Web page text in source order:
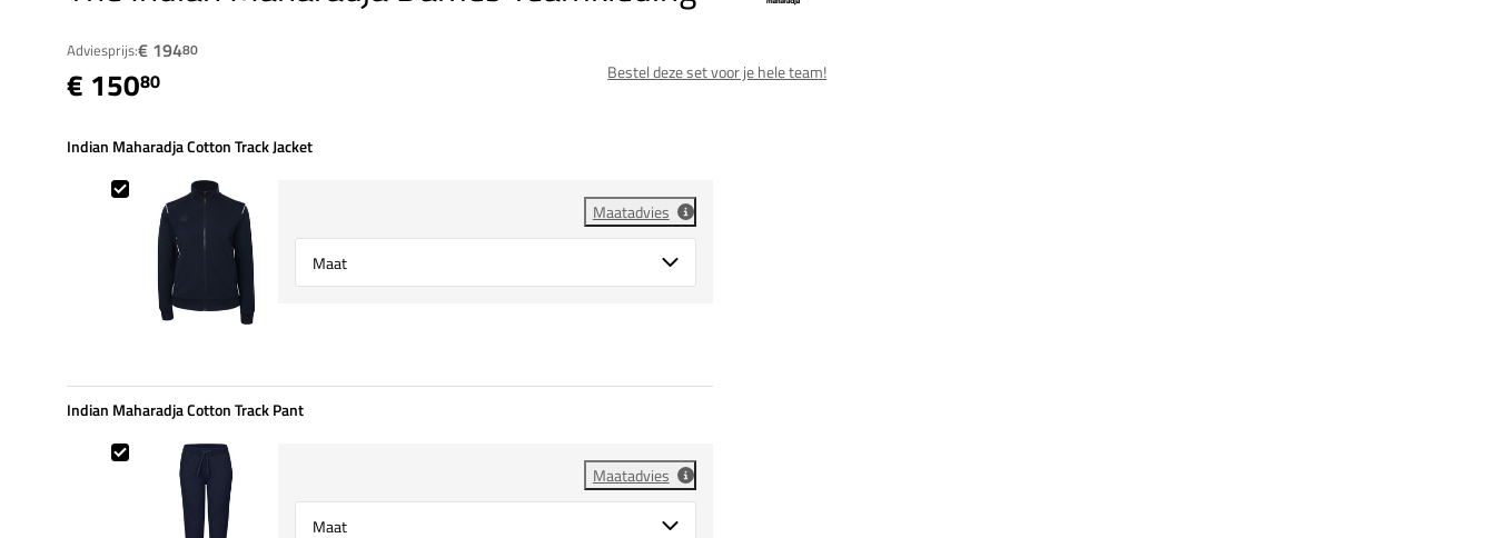
Adviesprijs:€ 19480
€ 15080 Bestel deze set voor je hele team!
Indian Maharadja Cotton Track Jacket
Maatadvies
Indian Maharadja Cotton Track Jacket
Indian Maharadja Cotton Track Pant
Maatadvies
Indian Maharadja Cotton Track Pant